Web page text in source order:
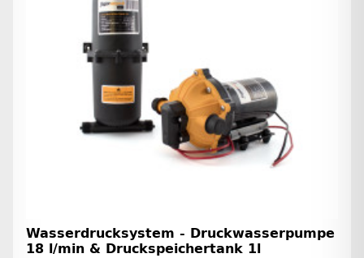
Wasserdrucksystem - Druckwasserpumpe
18 l/min & Druckspeichertank 1l